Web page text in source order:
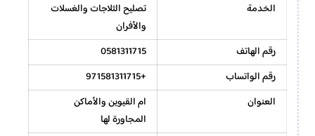
الخدمة
تصليح الثلاجات والغسلات
والأفران
رقم الهاتف
0581311715
رقم الواتساب
+971581311715
العنوان
ام القيوين والأماكن
المجاورة لها